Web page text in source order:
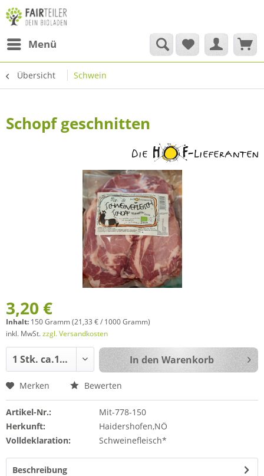
Menü
Übersicht Schwein
Schopf geschnitten
3,20 €
Inhalt: 150 Gramm (21,33 € / 1000 Gramm)
inkl. MwSt.zzgl. Versandkosten
In den Warenkorb
Merken Bewerten
Artikel-Nr.:
Mit-778-150
Herkunft:
Haidershofen,NÖ
Volldeklaration:
Schweinefleisch*
Beschreibung